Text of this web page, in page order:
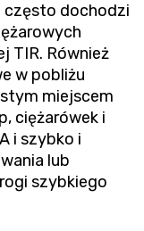
dochodzi
TIR. Również
w pobliżu
miejscem
ciężarówek i
i szybko i
lub
szybkiego